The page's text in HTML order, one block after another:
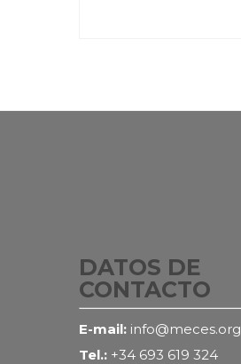
DATOS DE
CONTACTO
E-mail: info@meces.org
Tel.: +34 693 619 324